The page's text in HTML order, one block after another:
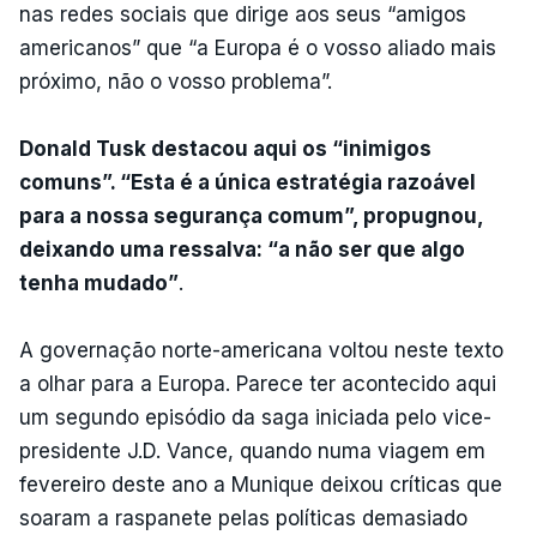
nas redes sociais que dirige aos seus “amigos
americanos” que “a Europa é o vosso aliado mais
próximo, não o vosso problema”.
Donald Tusk destacou aqui os “inimigos
comuns”. “Esta é a única estratégia razoável
para a nossa segurança comum”, propugnou,
deixando uma ressalva: “a não ser que algo
tenha mudado”.
A governação norte-americana voltou neste texto
a olhar para a Europa. Parece ter acontecido aqui
um segundo episódio da saga iniciada pelo vice-
presidente J.D. Vance, quando numa viagem em
fevereiro deste ano a Munique deixou críticas que
soaram a raspanete pelas políticas demasiado